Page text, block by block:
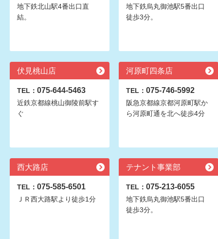
地下鉄北山駅4番出口直
結。
地下鉄烏丸御池駅5番出口
徒歩3分。
伏見桃山店
TEL： 075-644-5463
近鉄京都線桃山御陵前駅す
ぐ
河原町四条店
TEL： 075-746-5992
阪急京都線京都河原町駅か
ら河原町通を北へ徒歩4分
西大路店
TEL： 075-585-6501
ＪＲ西大路駅より徒歩1分
テナント事業部
TEL： 075-213-6055
地下鉄烏丸御池駅5番出口
徒歩3分。